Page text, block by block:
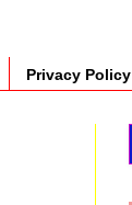
Privacy Policy